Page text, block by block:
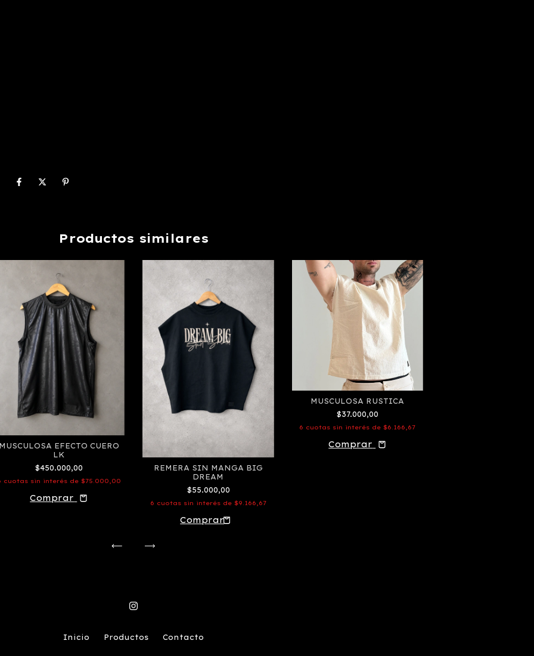
Productos similares
EFECTO CUERO
LK
$450.000,00
cuotas sin interés de $75.000,00
Comprar
REMERA SIN MANGA BIG
DREAM
$55.000,00
6 cuotas sin interés de $9.166,67
MUSCULOSA RUSTICA
$37.000,00
6 cuotas sin interés de$6.166,67
Comprar
Inicio Productos Contacto